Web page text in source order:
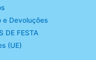
e Devoluções
DE FESTA
(UE)